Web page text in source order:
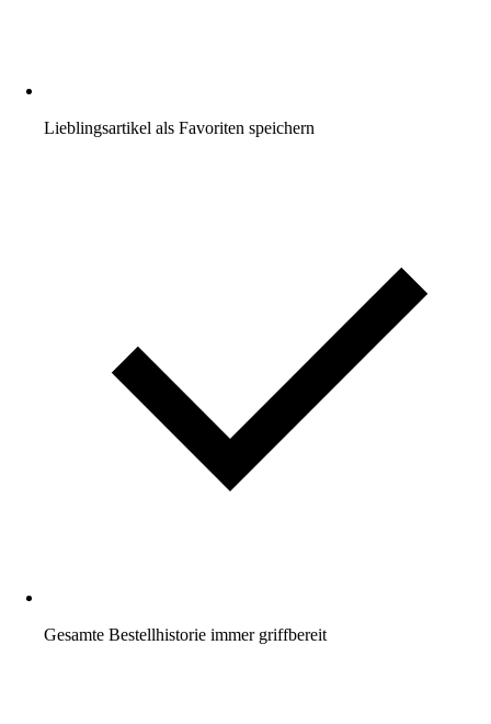
Lieblingsartikel als Favoriten speichern
Gesamte Bestellhistorie immer griffbereit